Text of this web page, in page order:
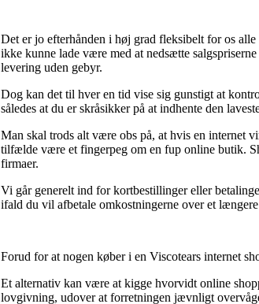
Det er jo efterhånden i høj grad fleksibelt for os
ikke kunne lade være med at nedsætte
levering uden gebyr.
Dog kan det til hver en tid vise sig gunstigt at
således at du er skråsikker på at indhente den
Man skal trods alt være obs på, at hvis en internet
tilfælde være et fingerpeg om en fup online butik.
firmaer.
Vi går generelt ind for kortbestillinger eller
ifald du vil afbetale omkostningerne over et
Forud for at nogen køber i en Viscotears internet
Et alternativ kan være at kigge hvorvidt online
lovgivning, udover at forretningen jævnligt